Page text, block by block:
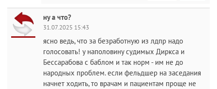
ну а что?
31.07.2025 15:43
ясно ведь, что за безработную из лдпр надо
голосовать! у наполовину судимых Диркса и
Бессарабова с баблом и так норм - им не до
народных проблем. если фельдшер на заседания
начнет ходить, то врачам и пациентам проще не